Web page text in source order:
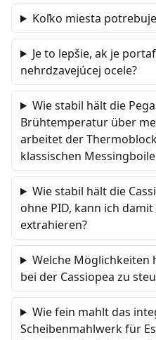
Koľko miesta
Je to lepšie, ak je
nehrdzavejúcej ocele?
Wie stabil hält die
Brühtemperatur über
arbeitet der
klassischen
Wie stabil hält die
ohne PID, kann ich
extrahieren?
Welche Möglichkeiten
bei der Cassiopea zu
Wie fein mahlt das
Scheibenmahlwerk für